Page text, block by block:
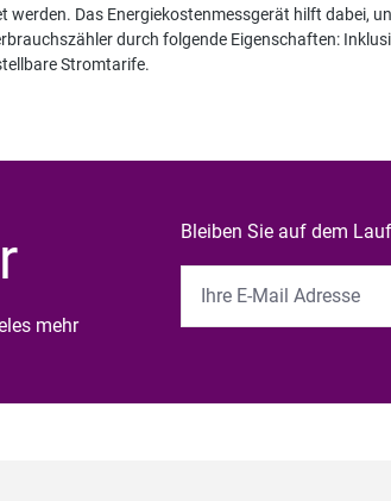
Das Energiekostenmessgerät hilft dabei,
durch folgende Eigenschaften:
Stromtarife.
mehr
Bleiben Sie auf dem